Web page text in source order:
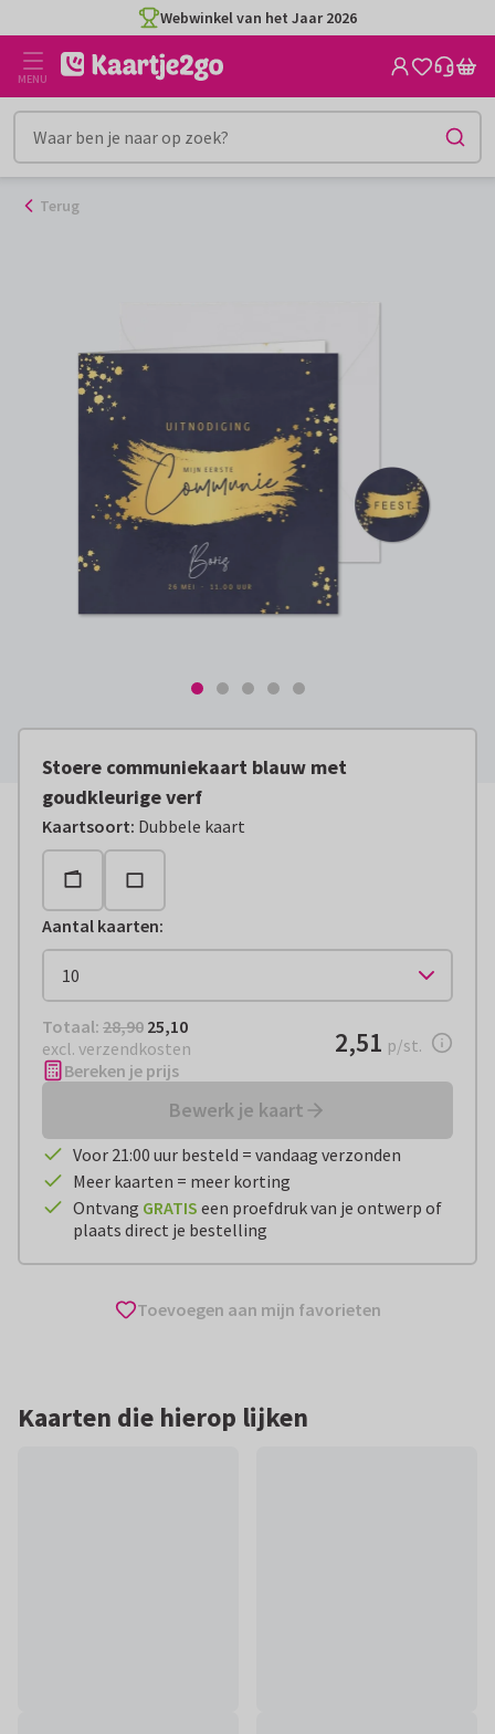
naar
inhoud
Webwinkel van het Jaar 2026
MENU
Terug
Stoere communiekaart blauw met
goudkleurige verf
Kaartsoort: Dubbele kaart
Aantal kaarten:
Totaal: € 25,10
Totaal: 28,90 25,10
excl. verzendkosten
€ 2,51 per stuk
2,51 p/st.
Bereken je prijs
Bewerk je kaart
Voor 21:00 uur besteld = vandaag verzonden
Meer kaarten = meer korting
Ontvang GRATIS een proefdruk van je ontwerp of
plaats direct je bestelling
Toevoegen aan mijn favorieten
Kaarten die hierop lijken